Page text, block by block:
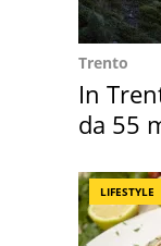
Trento
In
da 55
LIFESTYLE